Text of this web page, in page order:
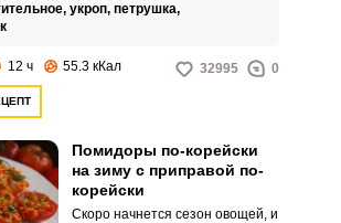
укроп, петрушка,
12 ч 55.3 кКал 32995 0
Помидоры по-корейски
на зиму с приправой по-
корейски
Скоро начнется сезон овощей, и